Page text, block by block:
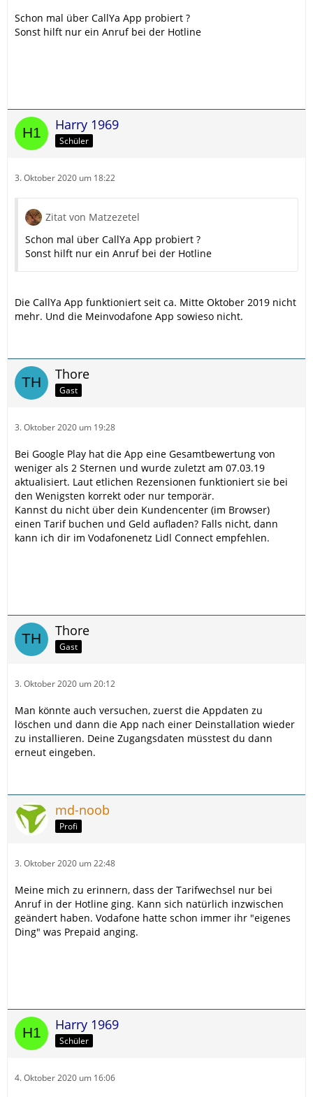
Schon mal über CallYa App probiert ?
Sonst hilft nur ein Anruf bei der Hotline
Harry 1969
Schüler
3. Oktober 2020 um 18:22
Zitat von Matzezetel
Schon mal über CallYa App probiert ?
Sonst hilft nur ein Anruf bei der Hotline
Die CallYa App funktioniert seit ca. Mitte Oktober 2019 nicht
mehr. Und die Meinvodafone App sowieso nicht.
Thore
Gast
3. Oktober 2020 um 19:28
Bei Google Play hat die App eine Gesamtbewertung von
weniger als 2 Sternen und wurde zuletzt am 07.03.19
aktualisiert. Laut etlichen Rezensionen funktioniert sie bei
den Wenigsten korrekt oder nur temporär.
Kannst du nicht über dein Kundencenter (im Browser)
einen Tarif buchen und Geld aufladen? Falls nicht, dann
kann ich dir im Vodafonenetz Lidl Connect empfehlen.
Thore
Gast
3. Oktober 2020 um 20:12
Man könnte auch versuchen, zuerst die Appdaten zu
löschen und dann die App nach einer Deinstallation wieder
zu installieren. Deine Zugangsdaten müsstest du dann
erneut eingeben.
md-noob
Profi
3. Oktober 2020 um 22:48
Meine mich zu erinnern, dass der Tarifwechsel nur bei
Anruf in der Hotline ging. Kann sich natürlich inzwischen
geändert haben. Vodafone hatte schon immer ihr "eigenes
Ding" was Prepaid anging.
Harry 1969
Schüler
4. Oktober 2020 um 16:06